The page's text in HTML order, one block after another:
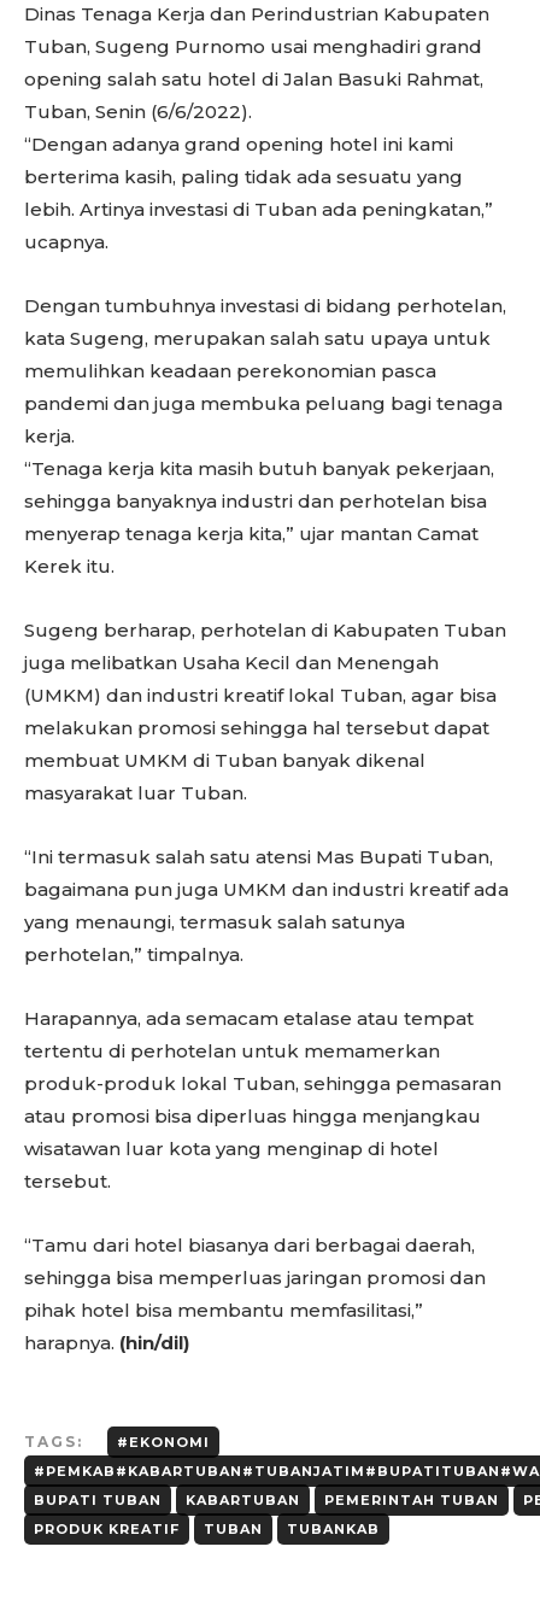
Dinas Tenaga Kerja dan Perindustrian Kabupaten
Tuban, Sugeng Purnomo usai menghadiri grand
opening salah satu hotel di Jalan Basuki Rahmat,
Tuban, Senin (6/6/2022).
“Dengan adanya grand opening hotel ini kami
berterima kasih, paling tidak ada sesuatu yang
lebih. Artinya investasi di Tuban ada peningkatan,”
ucapnya.
Dengan tumbuhnya investasi di bidang perhotelan,
kata Sugeng, merupakan salah satu upaya untuk
memulihkan keadaan perekonomian pasca
pandemi dan juga membuka peluang bagi tenaga
kerja.
“Tenaga kerja kita masih butuh banyak pekerjaan,
sehingga banyaknya industri dan perhotelan bisa
menyerap tenaga kerja kita,” ujar mantan Camat
Kerek itu.
Sugeng berharap, perhotelan di Kabupaten Tuban
juga melibatkan Usaha Kecil dan Menengah
(UMKM) dan industri kreatif lokal Tuban, agar bisa
melakukan promosi sehingga hal tersebut dapat
membuat UMKM di Tuban banyak dikenal
masyarakat luar Tuban.
“Ini termasuk salah satu atensi Mas Bupati Tuban,
bagaimana pun juga UMKM dan industri kreatif ada
yang menaungi, termasuk salah satunya
perhotelan,” timpalnya.
Harapannya, ada semacam etalase atau tempat
tertentu di perhotelan untuk memamerkan
produk-produk lokal Tuban, sehingga pemasaran
atau promosi bisa diperluas hingga menjangkau
wisatawan luar kota yang menginap di hotel
tersebut.
“Tamu dari hotel biasanya dari berbagai daerah,
sehingga bisa memperluas jaringan promosi dan
pihak hotel bisa membantu memfasilitasi,”
harapnya. (hin/dil)
TAGS:
#EKONOMI
BUPATI TUBAN
KABARTUBAN PEMERINTAH TUBAN
PRODUK KREATIF
TUBAN TUBANKAB